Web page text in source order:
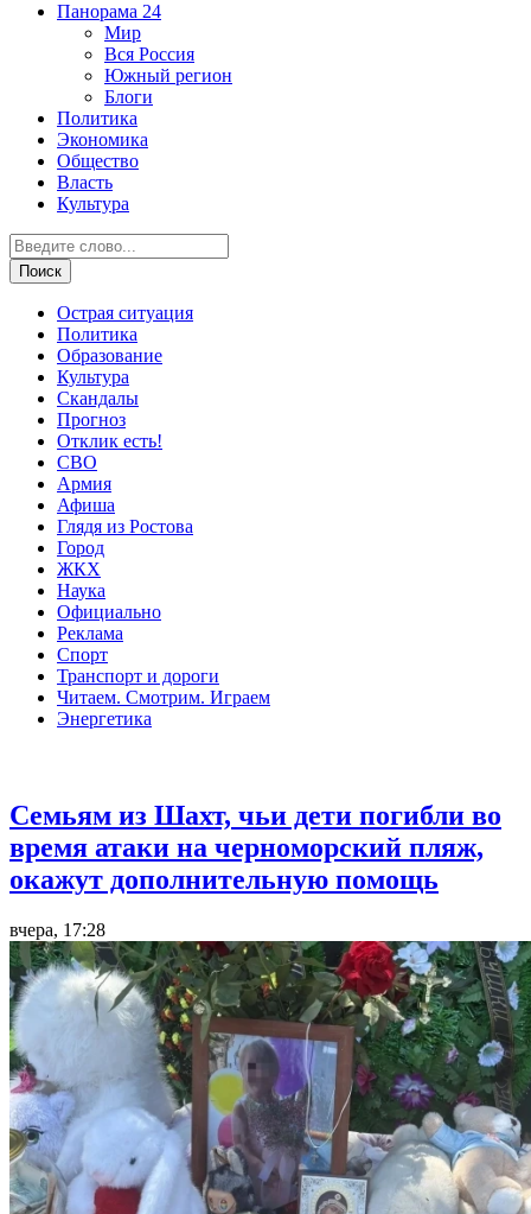
Панорама 24
Мир
Вся Россия
Южный регион
Блоги
Политика
Экономика
Общество
Власть
Культура
Острая ситуация
Политика
Образование
Культура
Скандалы
Прогноз
Отклик есть!
СВО
Армия
Афиша
Глядя из Ростова
Город
ЖКХ
Наука
Официально
Реклама
Спорт
Транспорт и дороги
Читаем. Смотрим. Играем
Энергетика
Семьям из Шахт, чьи дети погибли во
время атаки на черноморский пляж,
окажут дополнительную помощь
вчера, 17:28